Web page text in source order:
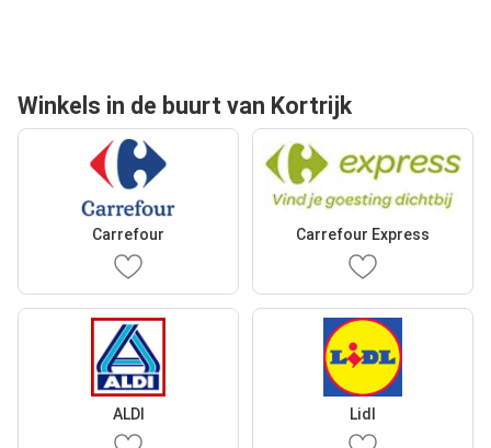
Winkels in de buurt van Kortrijk
Carrefour Carrefour Express
ALDI Lidl